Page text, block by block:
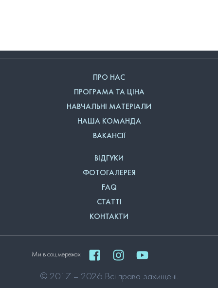
ПРО НАС
ПРОГРАМА ТА ЦІНА
НАВЧАЛЬНІ МАТЕРІАЛИ
НАША КОМАНДА
ВАКАНСІЇ
ВІДГУКИ
ФОТОГАЛЕРЕЯ
FAQ
СТАТТІ
КОНТАКТИ
Ми в соц.мережах
© 2017 – 2026 Всі права захищені.